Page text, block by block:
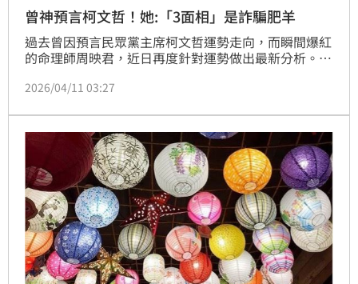
曾神預言柯文哲！她:「3面相」是詐騙肥羊
過去曾因預言民眾黨主席柯文哲運勢走向，而瞬間爆紅
的命理師周映君，近日再度針對運勢做出最新分析。她
運，同時也語重心長地發出警告，提醒特定「3種面
騙集團眼中的「超肥羊」，稍有不慎恐面臨巨額破財危
機！
2026/04/11 03:27